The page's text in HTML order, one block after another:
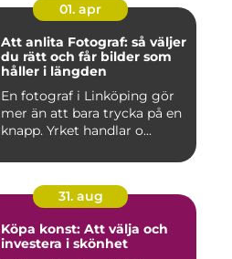
01. apr
Att anlita Fotograf: så väljer
du rätt och får bilder som
håller i längden
En fotograf i Linköping gör
mer än att bara trycka på en
knapp. Yrket handlar o...
31. aug
Köpa konst: Att välja och
investera i skönhet